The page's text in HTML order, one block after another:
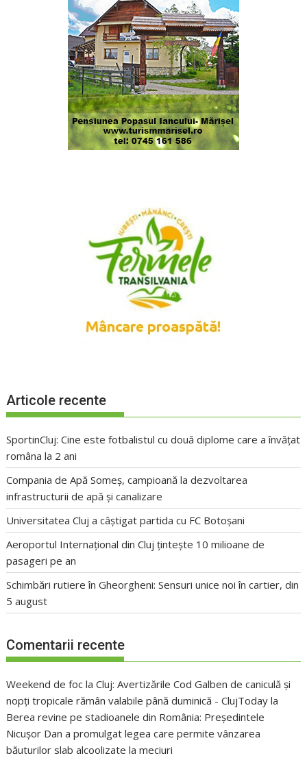
Articole recente
SportinCluj: Cine este fotbalistul cu două diplome care a învățat
româna la 2 ani
Compania de Apă Someș, campioană la dezvoltarea
infrastructurii de apă și canalizare
Universitatea Cluj a câștigat partida cu FC Botoșani
Aeroportul Internațional din Cluj țintește 10 milioane de
pasageri pe an
Schimbări rutiere în Gheorgheni: Sensuri unice noi în cartier, din
5 august
Comentarii recente
Weekend de foc la Cluj: Avertizările Cod Galben de caniculă și
nopți tropicale rămân valabile până duminică - ClujToday la
Berea revine pe stadioanele din România: Președintele
Nicușor Dan a promulgat legea care permite vânzarea
băuturilor slab alcoolizate la meciuri